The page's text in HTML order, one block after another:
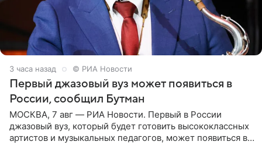
3 часа назад © РИА Новости
Первый джазовый вуз может появиться в
России, сообщил Бутман
МОСКВА, 7 авг — РИА Новости. Первый в России
джазовый вуз, который будет готовить высококлассных
артистов и музыкальных педагогов, может появиться в